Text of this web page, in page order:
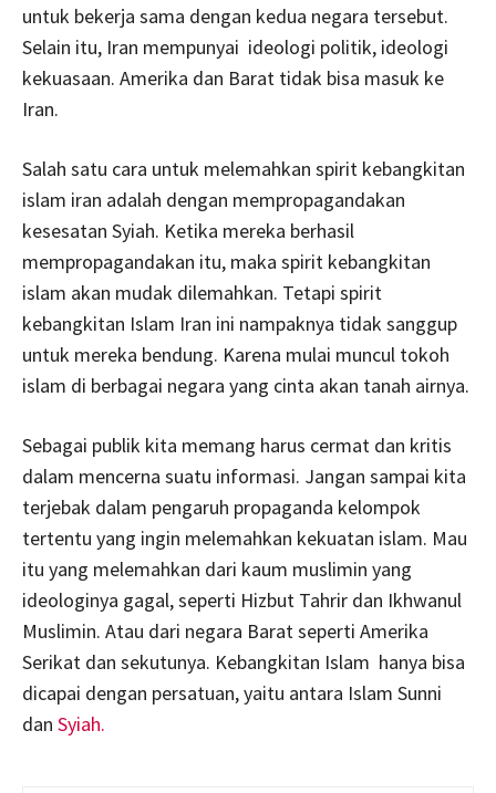
untuk bekerja sama dengan kedua negara tersebut.
Selain itu, Iran mempunyai ideologi politik, ideologi
kekuasaan. Amerika dan Barat tidak bisa masuk ke
Iran.
Salah satu cara untuk melemahkan spirit kebangkitan
islam iran adalah dengan mempropagandakan
kesesatan Syiah. Ketika mereka berhasil
mempropagandakan itu, maka spirit kebangkitan
islam akan mudak dilemahkan. Tetapi spirit
kebangkitan Islam Iran ini nampaknya tidak sanggup
untuk mereka bendung. Karena mulai muncul tokoh
islam di berbagai negara yang cinta akan tanah airnya.
Sebagai publik kita memang harus cermat dan kritis
dalam mencerna suatu informasi. Jangan sampai kita
terjebak dalam pengaruh propaganda kelompok
tertentu yang ingin melemahkan kekuatan islam. Mau
itu yang melemahkan dari kaum muslimin yang
ideologinya gagal, seperti Hizbut Tahrir dan Ikhwanul
Muslimin. Atau dari negara Barat seperti Amerika
Serikat dan sekutunya. Kebangkitan Islam hanya bisa
dicapai dengan persatuan, yaitu antara Islam Sunni
dan Syiah.